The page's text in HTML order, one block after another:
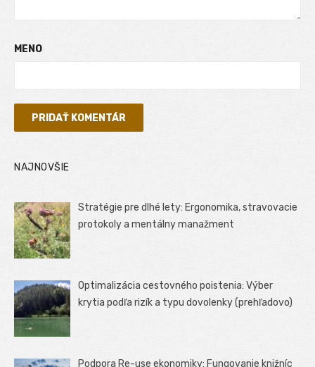
MENO
NAJNOVŠIE
Stratégie pre dlhé lety: Ergonomika, stravovacie
protokoly a mentálny manažment
Optimalizácia cestovného poistenia: Výber
krytia podľa rizík a typu dovolenky (prehľadovo)
Podpora Re-use ekonomiky: Fungovanie knižníc